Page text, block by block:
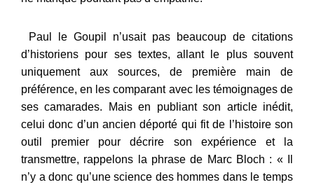
Paul le Goupil n’usait pas beaucoup de citations
d’historiens pour ses textes, allant le plus souvent
uniquement aux sources, de première main de
préférence, en les comparant avec les témoignages de
ses camarades. Mais en publiant son article inédit,
celui donc d’un ancien déporté qui fit de l’histoire son
outil premier pour décrire son expérience et la
transmettre, rappelons la phrase de Marc Bloch : « Il
n’y a donc qu’une science des hommes dans le temps